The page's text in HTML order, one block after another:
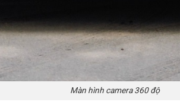
Màn hình camera 360 độ